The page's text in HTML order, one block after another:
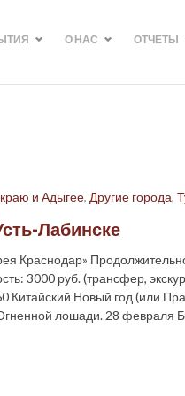
О НАС ОТЧЕТЫ
и Адыгее, Другие города,
Лабинске
Краснодар»
3000 руб. (трансфер,
Новый год (или
лошади. 28 февраля